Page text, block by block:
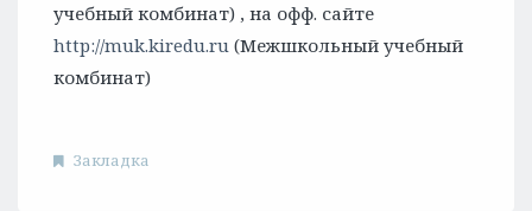
учебный комбинат) , на офф. сайте
http://muk.kiredu.ru (Межшкольный учебный
комбинат)
Закладка